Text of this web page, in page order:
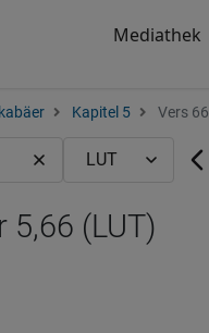
Mediathek
Kapitel 5 Vers 66
5,66 (LUT)